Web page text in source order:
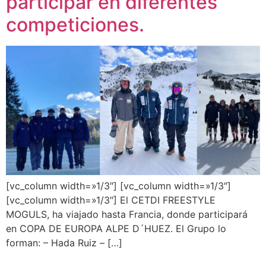
competiciones.
[vc_column width=»1/3″] [vc_column width=»1/3″]
[vc_column width=»1/3″] El CETDI FREESTYLE
MOGULS, ha viajado hasta Francia, donde participará
en COPA DE EUROPA ALPE D´HUEZ. El Grupo lo
forman: – Hada Ruiz – […]